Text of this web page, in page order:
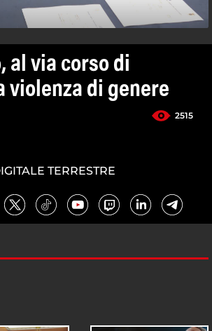
al via corso di
violenza di genere
2515
TERRESTRE